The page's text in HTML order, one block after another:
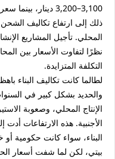
ذلك إلى ارتفاع تكاليف
المحلي. تأجيل المشاريع
نظرًا لتفاوت الأسعار بين
التكلفة المتزايدة.
لطالما كانت تكاليف البناء
والحديد بشكل كبير في
الإنتاج المحلي، وصعوبة
الأجنبية. هذه الارتفاعات
البناء، سواء كانت حكومية
بيتي، لكن لما شفت أسعار